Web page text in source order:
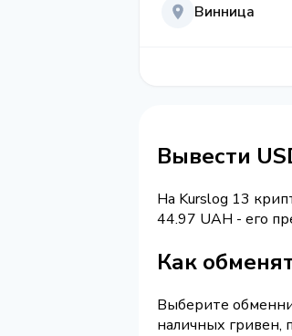
Винница
Вывести
На Kurslog 13
44.97 UAH - его
Как
Выберите
наличных гривен,